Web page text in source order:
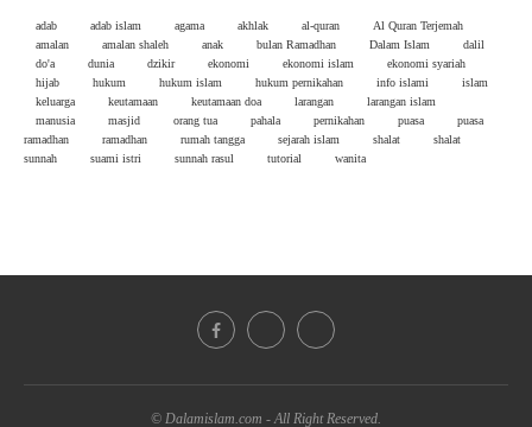
adab adab islam agama akhlak al-quran
Al Quran Terjemah
amalan
amalan shaleh anak bulan Ramadhan Dalam Islam
dalil
do'a
dunia dzikir ekonomi ekonomi islam
ekonomi syariah
hijab
hukum hukum islam hukum pernikahan info islami
islam
keluarga
keutamaan keutamaan doa larangan
larangan islam
manusia
masjid orang tua pahala pernikahan puasa
puasa
ramadhan
ramadhan rumah tangga sejarah islam shalat
shalat
sunnah
suami istri sunnah rasul tutorial wanita
© Dalamislam.com - All Right Reserved.